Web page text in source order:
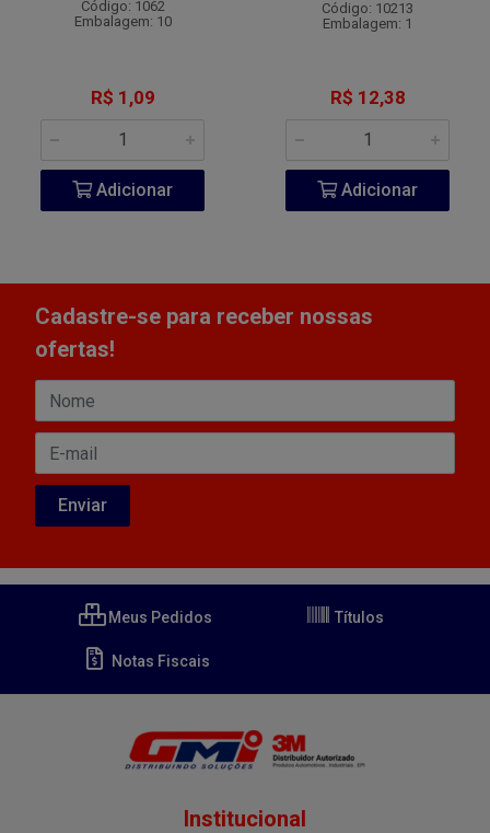
Código: 1062
Embalagem: 10
R$ 1,09
Adicionar
Código: 10213
Embalagem: 1
R$ 12,38
Adicionar
Cadastre-se para receber nossas
ofertas!
Meus Pedidos Títulos
Notas Fiscais
Institucional